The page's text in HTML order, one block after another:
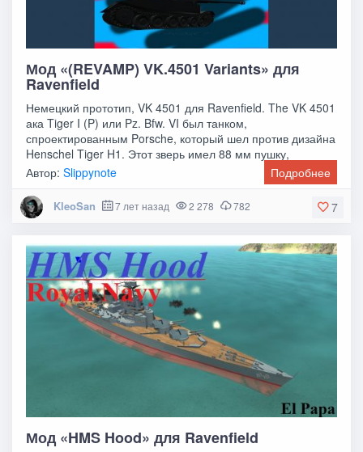
Мод «(REVAMP) VK.4501 Variants» для
Ravenfield
Немецкий прототип, VK 4501 для Ravenfield. The VK 4501
ака Tiger I (P) или Pz. Bfw. VI был танком,
спроектированным Porsche, который шел против дизайна
Henschel Tiger H1. Этот зверь имел 88 мм пушку,
Автор:Slippynote Подробнее
7
KleoSan 7 лет назад 2 278 782
Мод «HMS Hood» для Ravenfield